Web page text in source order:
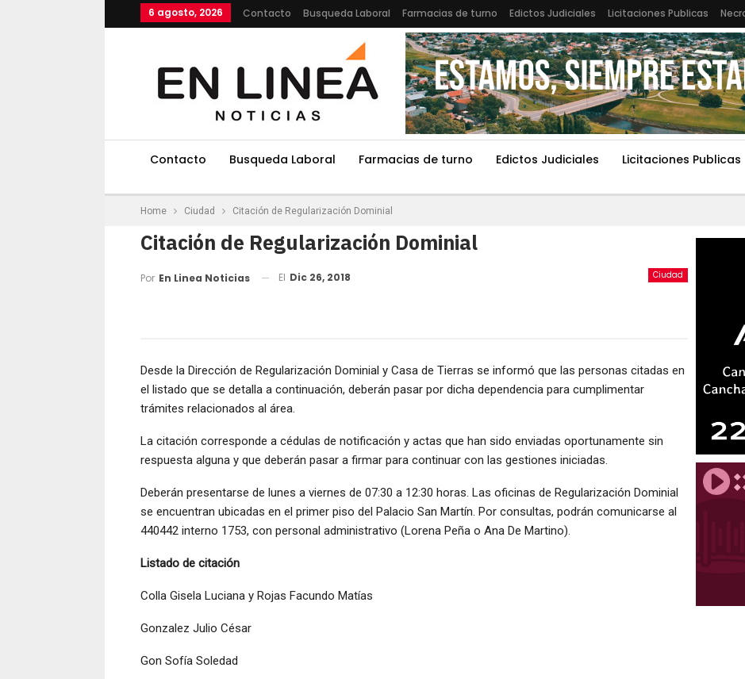
6 agosto, 2026 Contacto Busqueda Laboral Farmacias de turno Edictos Judiciales Licitaciones Publicas
Contacto Busqueda Laboral Farmacias de turno Edictos Judiciales Licitaciones Publicas
Home Ciudad Citación de Regularización Dominial
Citación de Regularización Dominial
Ciudad
Por En Linea Noticias El Dic 26, 2018
Desde la Dirección de Regularización Dominial y Casa de Tierras se informó que las personas citadas en
el listado que se detalla a continuación, deberán pasar por dicha dependencia para cumplimentar
trámites relacionados al área.
La citación corresponde a cédulas de notificación y actas que han sido enviadas oportunamente sin
respuesta alguna y que deberán pasar a firmar para continuar con las gestiones iniciadas.
Deberán presentarse de lunes a viernes de 07:30 a 12:30 horas. Las oficinas de Regularización Dominial
se encuentran ubicadas en el primer piso del Palacio San Martín. Por consultas, podrán comunicarse al
440442 interno 1753, con personal administrativo (Lorena Peña o Ana De Martino).
Listado de citación
Colla Gisela Luciana y Rojas Facundo Matías
Gonzalez Julio César
Gon Sofía Soledad